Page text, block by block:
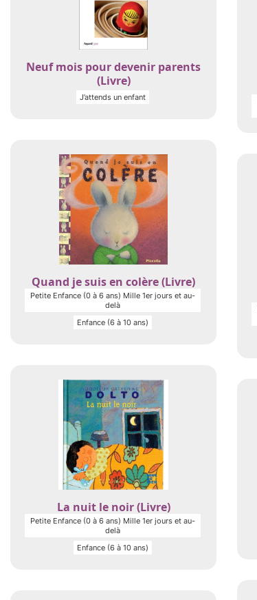
Neuf mois pour devenir parents
(Livre)
J’attends un enfant
Quand je suis en colère (Livre)
Petite Enfance (0 à 6 ans) Mille 1er jours et au-
delà
Enfance (6 à 10 ans)
La nuit le noir (Livre)
Petite Enfance (0 à 6 ans) Mille 1er jours et au-
delà
Enfance (6 à 10 ans)